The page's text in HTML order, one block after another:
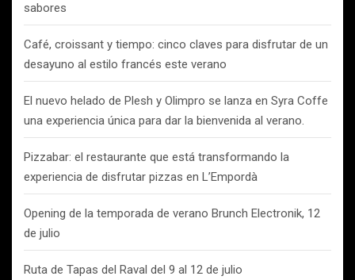
sabores
Café, croissant y tiempo: cinco claves para disfrutar de un
desayuno al estilo francés este verano
El nuevo helado de Plesh y Olimpro se lanza en Syra Coffe
una experiencia única para dar la bienvenida al verano.
Pizzabar: el restaurante que está transformando la
experiencia de disfrutar pizzas en L’Empordà
Opening de la temporada de verano Brunch Electronik, 12
de julio
Ruta de Tapas del Raval del 9 al 12 de julio